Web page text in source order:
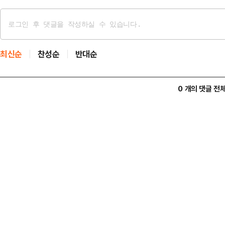
최신순 찬성순 반대순
0 개의 댓글 전